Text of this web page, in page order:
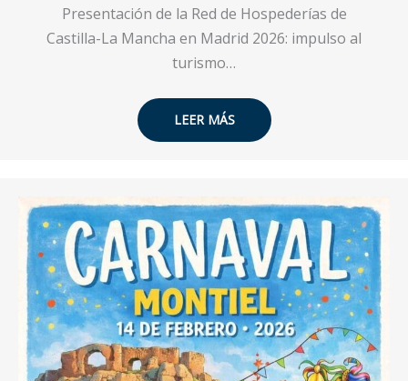
Presentación de la Red de Hospederías de
Castilla-La Mancha en Madrid 2026: impulso al
turismo…
LEER MÁS